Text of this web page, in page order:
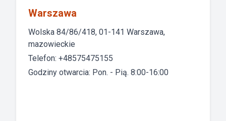
Warszawa
Wolska 84/86/418, 01-141 Warszawa,
mazowieckie
Telefon: +48575475155
Godziny otwarcia: Pon. - Pią. 8:00-16:00